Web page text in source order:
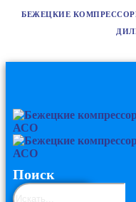
БЕЖЕЦКИЕ
Поиск